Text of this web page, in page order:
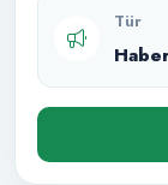
Tür